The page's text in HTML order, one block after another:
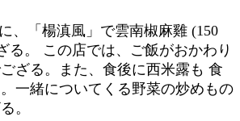
、「楊滇風」で雲南椒麻雞 (150
る。 この店では、ご飯がおかわり
ざる。また、食後に西米露も 食
一緒についてくる野菜の炒めもの
。